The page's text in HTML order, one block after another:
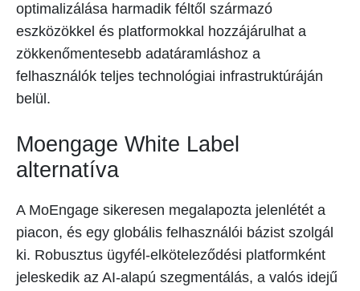
optimalizálása harmadik féltől származó
eszközökkel és platformokkal hozzájárulhat a
zökkenőmentesebb adatáramláshoz a
felhasználók teljes technológiai infrastruktúráján
belül.
Moengage White Label
alternatíva
A MoEngage sikeresen megalapozta jelenlétét a
piacon, és egy globális felhasználói bázist szolgál
ki. Robusztus ügyfél-elköteleződési platformként
jeleskedik az AI-alapú szegmentálás, a valós idejű